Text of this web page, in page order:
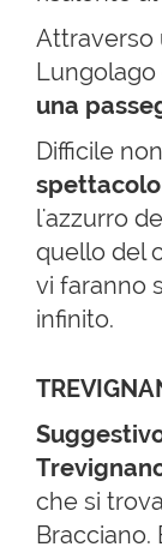
Attraverso
una
Difficile
l'azzurro
quello del
vi faranno
infinito.
che si
Bracciano.